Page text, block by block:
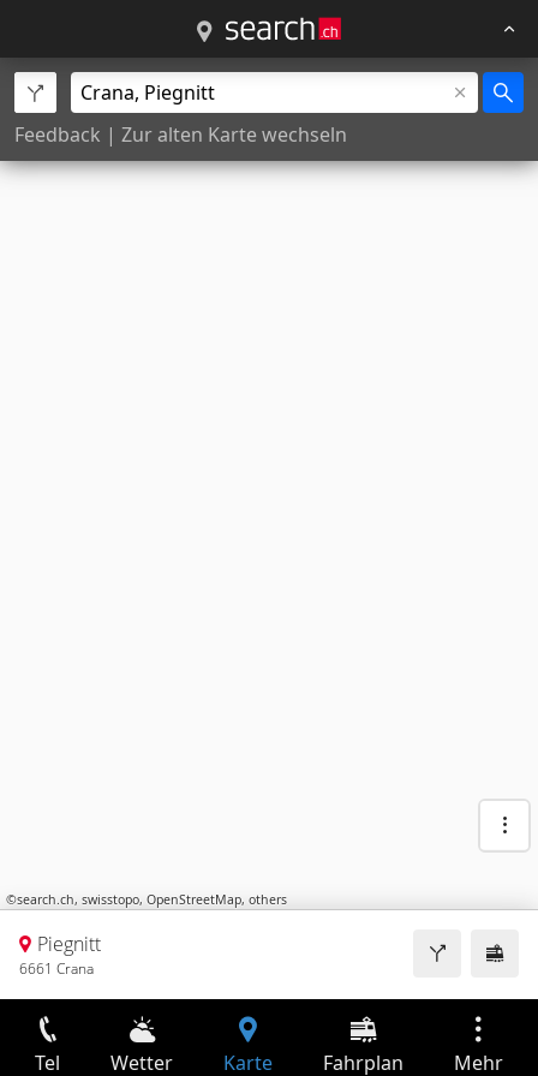
Feedback | Zur alten Karte wechseln
©search.ch, swisstopo, OpenStreetMap, others
Piegnitt
6661 Crana
Tel Wetter Karte Fahrplan Mehr